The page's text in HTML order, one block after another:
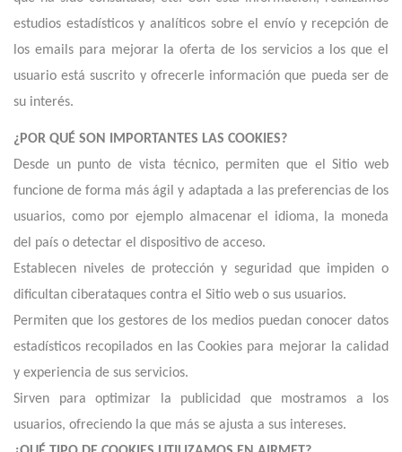
estudios estadísticos y analíticos sobre el envío y recepción de
los emails para mejorar la oferta de los servicios a los que el
usuario está suscrito y ofrecerle información que pueda ser de
su interés.
¿POR QUÉ SON IMPORTANTES LAS COOKIES?
Desde un punto de vista técnico, permiten que el Sitio web
funcione de forma más ágil y adaptada a las preferencias de los
usuarios, como por ejemplo almacenar el idioma, la moneda
del país o detectar el dispositivo de acceso.
Establecen niveles de protección y seguridad que impiden o
dificultan ciberataques contra el Sitio web o sus usuarios.
Permiten que los gestores de los medios puedan conocer datos
estadísticos recopilados en las Cookies para mejorar la calidad
y experiencia de sus servicios.
Sirven para optimizar la publicidad que mostramos a los
usuarios, ofreciendo la que más se ajusta a sus intereses.